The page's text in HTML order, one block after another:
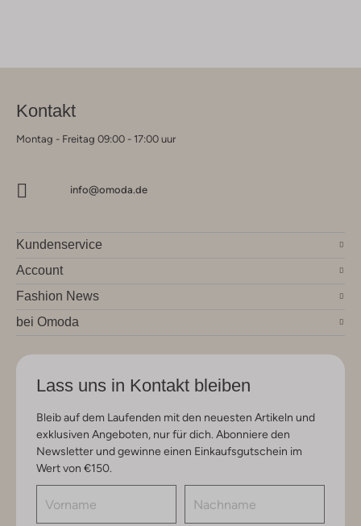
Kontakt
Montag - Freitag 09:00 - 17:00 uur
info@omoda.de
Kundenservice
Account
Fashion News
bei Omoda
Lass uns in Kontakt bleiben
Bleib auf dem Laufenden mit den neuesten Artikeln und
exklusiven Angeboten, nur für dich. Abonniere den
Newsletter und gewinne einen Einkaufsgutschein im
Wert von €150.